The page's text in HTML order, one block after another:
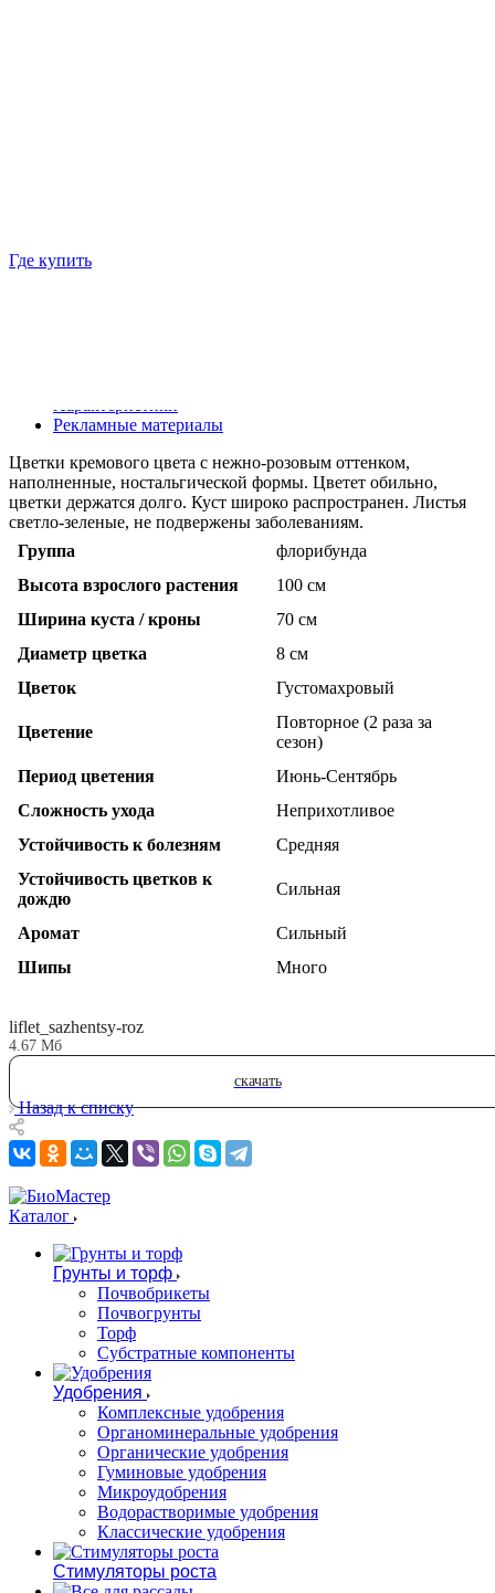
Где купить
Рекламные материалы
Цветки кремового цвета с нежно-розовым оттенком,
наполненные, ностальгической формы. Цветет обильно,
цветки держатся долго. Куст широко распространен. Листья
светло-зеленые, не подвержены заболеваниям.
Группа
флорибунда
Высота взрослого растения
100 см
Ширина куста / кроны
70 см
Диаметр цветка
8 см
Цветок
Густомахровый
Цветение
Повторное (2 раза за
сезон)
Период цветения
Июнь-Сентябрь
Сложность ухода
Неприхотливое
Устойчивость к болезням
Средняя
Устойчивость цветков к
дождю
Сильная
Аромат
Сильный
Шипы
Много
liflet_sazhentsy-roz
4.67 Мб
скачать
Назад к списку
Каталог
Грунты и торф
Почвобрикеты
Почвогрунты
Торф
Субстратные компоненты
Удобрения
Комплексные удобрения
Органоминеральные удобрения
Органические удобрения
Гуминовые удобрения
Микроудобрения
Водорастворимые удобрения
Классические удобрения
Стимуляторы роста